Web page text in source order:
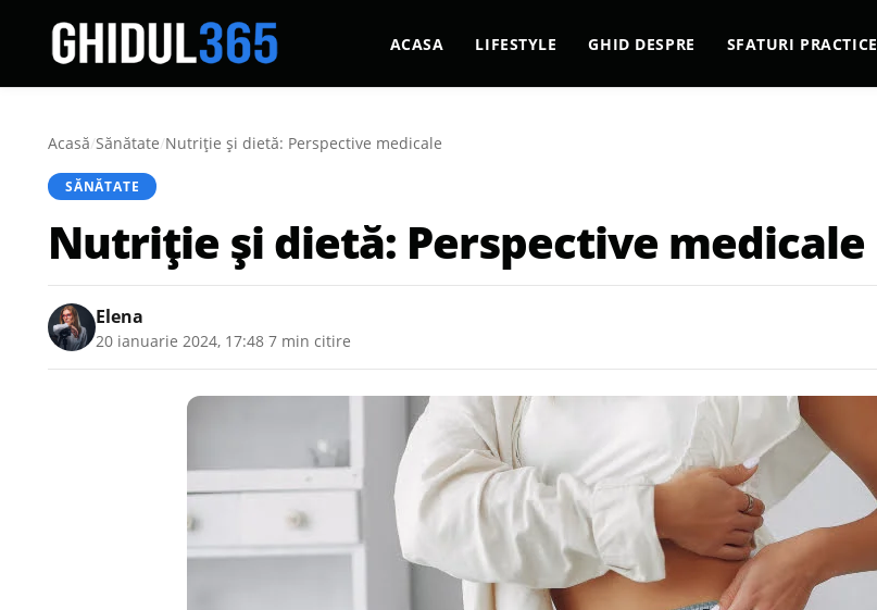
ACASA LIFESTYLE GHID DESPRE SFATURI PRACTICE
Acasă/Sănătate/Nutriție și dietă: Perspective medicale
SĂNĂTATE
Nutriție și dietă: Perspective medicale
Elena
20 ianuarie 2024, 17:48 7 min citire